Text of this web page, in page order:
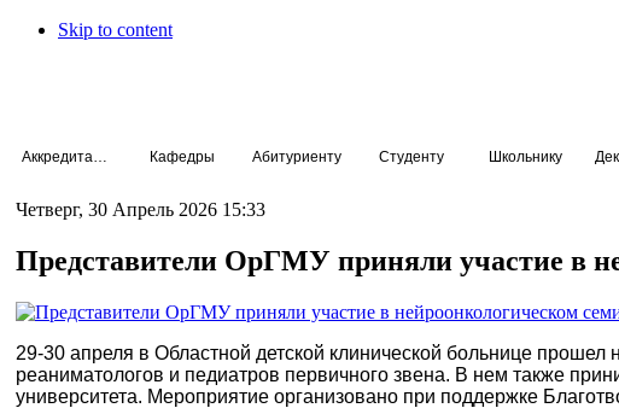
Skip to content
Кафедры Абитуриенту Студенту Школьнику
Четверг, 30 Апрель 2026 15:33
Представители ОрГМУ приняли участие в
29-30 апреля в Областной детской клинической больнице прошел
реаниматологов и педиатров первичного звена. В нем также
университета. Мероприятие организовано при поддержке